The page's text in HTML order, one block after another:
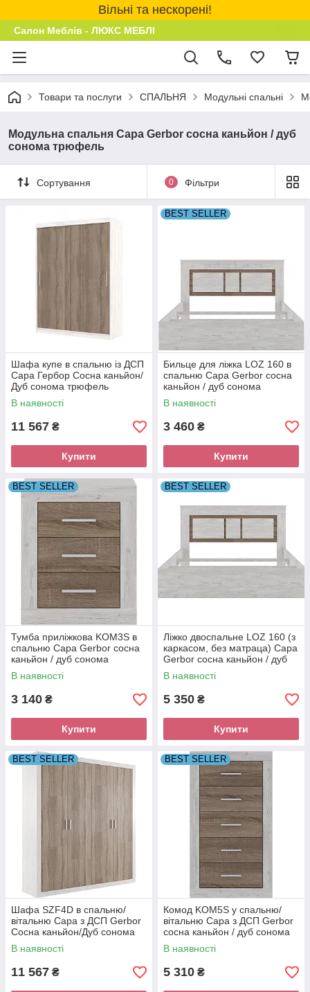
Вільні та нескорені!
Салон Меблів - ЛЮКС МЕБЛІ
Товари та послуги СПАЛЬНЯ Модульні спальні
Модульна спальня Сара Gerbor сосна каньйон / дуб
сонома трюфель
Сортування 0 Фільтри
Шафа купе в спальню із ДСП
Сара Гербор Сосна каньйон/
Дуб сонома трюфель
В наявності
11 567 ₴
Купити
BEST SELLER
Бильце для ліжка LOZ 160 в
спальню Сара Gerbor сосна
каньйон / дуб сонома
трюфель
В наявності
3 460 ₴
Купити
BEST SELLER
Тумба приліжкова KOM3S в
спальню Сара Gerbor сосна
каньйон / дуб сонома
трюфель
В наявності
3 140 ₴
Купити
BEST SELLER
Ліжко двоспальне LOZ 160 (з
каркасом, без матраца) Сара
Gerbor сосна каньйон / дуб
сонома трюфель
В наявності
5 350 ₴
Купити
BEST SELLER
Шафа SZF4D в спальню/
вітальню Сара з ДСП Gerbor
Сосна каньйон/Дуб сонома
трюфель
В наявності
11 567 ₴
BEST SELLER
Комод KOM5S у спальню/
вітальню Сара з ДСП Gerbor
сосна каньйон / дуб сонома
трюфель
В наявності
5 310 ₴